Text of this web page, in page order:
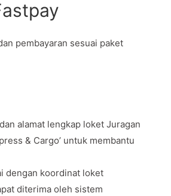
pembayaran sesuai paket
alamat lengkap loket Juragan
& Cargo’ untuk membantu
dengan koordinat loket
diterima oleh sistem